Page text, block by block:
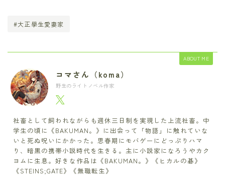
#大正學生愛妻家
ABOUT ME
コマさん（koma）
野生のライトノベル作家
社畜として飼われながらも週休三日制を実現した上流社畜。中
学生の頃に《BAKUMAN。》に出会って「物語」に触れていな
いと死ぬ呪いにかかった。思春期にモバゲーにどっぷりハマ
り、暗黒の携帯小説時代を生きる。主に小説家になろうやカク
ヨムに生息。好きな作品は《BAKUMAN。》《ヒカルの碁》
《STEINS;GATE》《無職転生》